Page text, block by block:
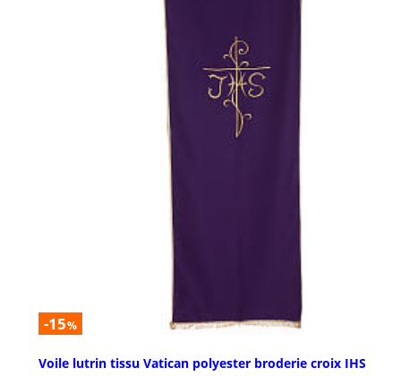
-15%
Voile lutrin tissu Vatican polyester broderie croix IHS